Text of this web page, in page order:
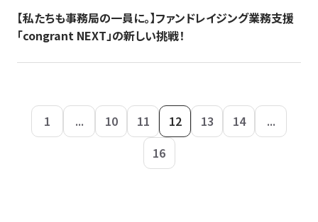
【私たちも事務局の一員に。】ファンドレイジング業務支援
「congrant NEXT」の新しい挑戦！
1 ... 10 11 12 13 14
...
16